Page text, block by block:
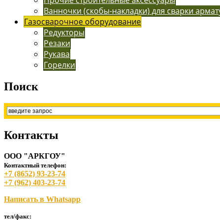
Ванночки (скобы-накладки) для сварки
Газосварочное оборудование
Редукторы
Резаки
Рукава
Горелки
Поиск
Контакты
ООО "АРКГОУ"
Контактный телефон:
+7 (8652) 93-23-74
+7 (962) 403-23-74
Написать в Whatsapp
тел/факс: